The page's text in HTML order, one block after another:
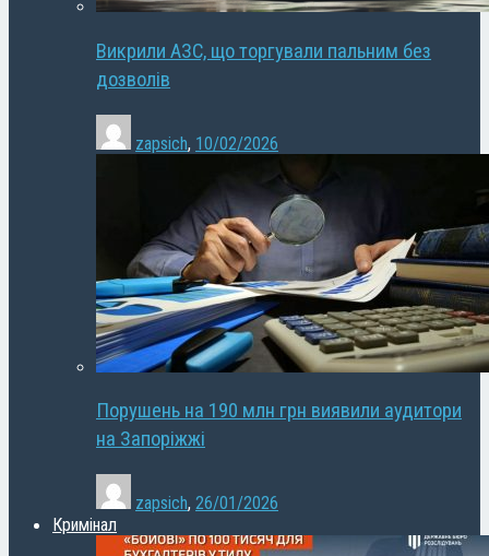
Викрили АЗС, що торгували пальним без
дозволів
zapsich, 10/02/2026
Порушень на 190 млн грн виявили аудитори
на Запоріжжі
zapsich, 26/01/2026
Кримінал